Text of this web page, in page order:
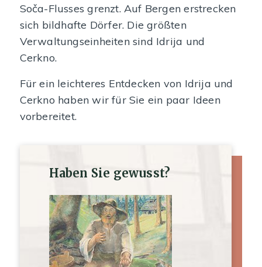
Soča-Flusses grenzt. Auf Bergen erstrecken
sich bildhafte Dörfer. Die größten
Verwaltungseinheiten sind Idrija und
Cerkno.
Für ein leichteres Entdecken von Idrija und
Cerkno haben wir für Sie ein paar Ideen
vorbereitet.
Haben Sie gewusst?